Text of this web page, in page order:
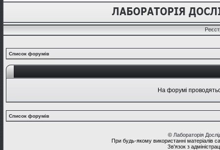
Список форумів
На форумі
Список форумів
© Лабораторія
При будь-якому використанні матеріалів
Зв'язок з